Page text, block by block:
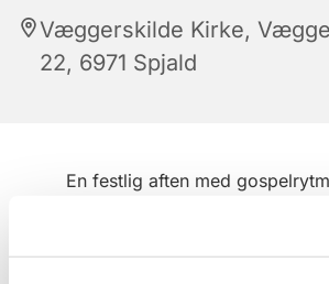
Væggerskilde Kirke,
22, 6971 Spjald
En festlig aften med